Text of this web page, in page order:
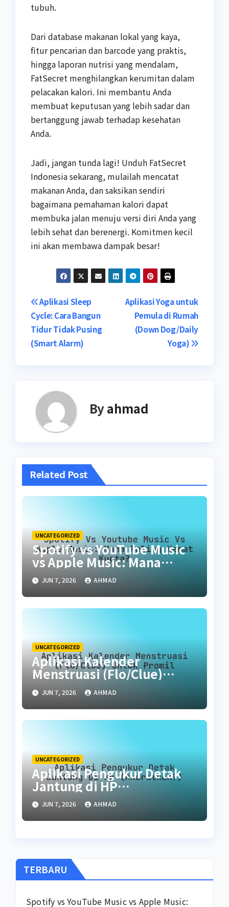
tubuh.
Dari database makanan lokal yang kaya,
fitur pencarian dan barcode yang praktis,
hingga laporan nutrisi yang mendalam,
FatSecret menghilangkan kerumitan dalam
pelacakan kalori. Ini membantu Anda
membuat keputusan yang lebih sadar dan
bertanggung jawab terhadap kesehatan
Anda.
Jadi, jangan tunda lagi! Unduh FatSecret
Indonesia sekarang, mulailah mencatat
makanan Anda, dan saksikan sendiri
bagaimana pemahaman kalori dapat
membuka jalan menuju versi diri Anda yang
lebih sehat dan berenergi. Komitmen kecil
ini akan membawa dampak besar!
Navigasi
pos
Aplikasi Yoga untuk
Pemula di Rumah
(Down Dog/Daily
Yoga)
Aplikasi Sleep
Cycle: Cara Bangun
Tidur Tidak Pusing
(Smart Alarm)
Byahmad
Related Post
UNCATEGORIZED
Spotify vs YouTube Music
vs Apple Music: Mana
Paling Hemat Kuota?
JUN 7, 2026 AHMAD
UNCATEGORIZED
Aplikasi Kalender
Menstruasi (Flo/Clue)
untuk Promil
JUN 7, 2026 AHMAD
UNCATEGORIZED
Aplikasi Pengukur Detak
Jantung di HP
(Akuratkah?)
JUN 7, 2026 AHMAD
TERBARU
Spotify vs YouTube Music vs Apple Music: